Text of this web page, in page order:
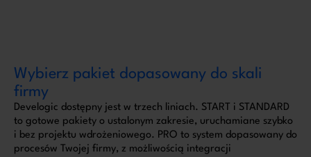
Wybierz pakiet dopasowany do skali
firmy
Develogic dostępny jest w trzech liniach. START i STANDARD
to gotowe pakiety o ustalonym zakresie, uruchamiane szybko
i bez projektu wdrożeniowego. PRO to system dopasowany do
procesów Twojej firmy, z możliwością integracji